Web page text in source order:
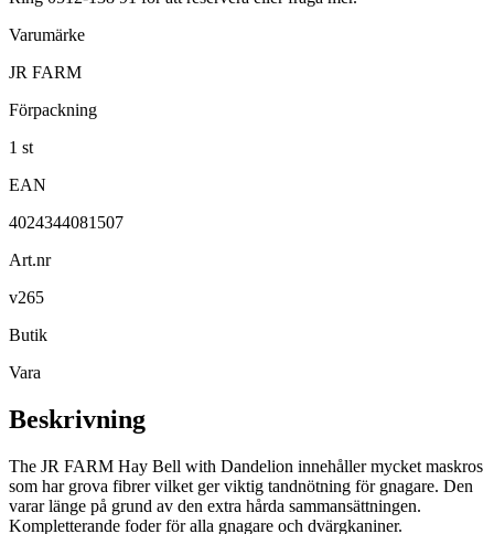
Varumärke
JR FARM
Förpackning
1 st
EAN
4024344081507
Art.nr
v265
Butik
Vara
Beskrivning
The JR FARM Hay Bell with Dandelion innehåller mycket maskros
som har grova fibrer vilket ger viktig tandnötning för gnagare. Den
varar länge på grund av den extra hårda sammansättningen.
Kompletterande foder för alla gnagare och dvärgkaniner.